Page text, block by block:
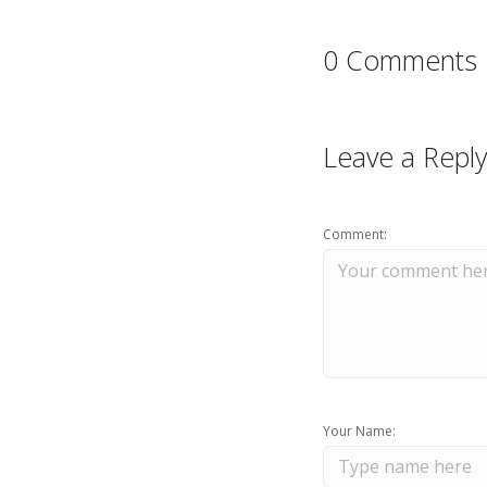
0 Comments
Leave a Reply
Comment:
Your Name: